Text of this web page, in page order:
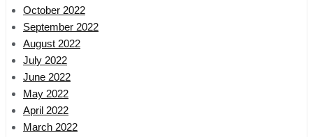
October 2022
September 2022
August 2022
July 2022
June 2022
May 2022
April 2022
March 2022